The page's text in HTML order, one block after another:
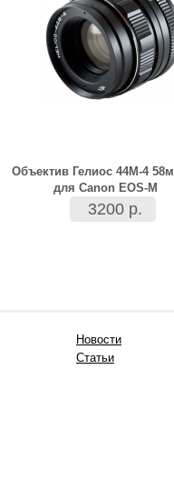
Объектив Гелиос 44М-4
для Canon EOS-M
3200 р.
Новости
Статьи